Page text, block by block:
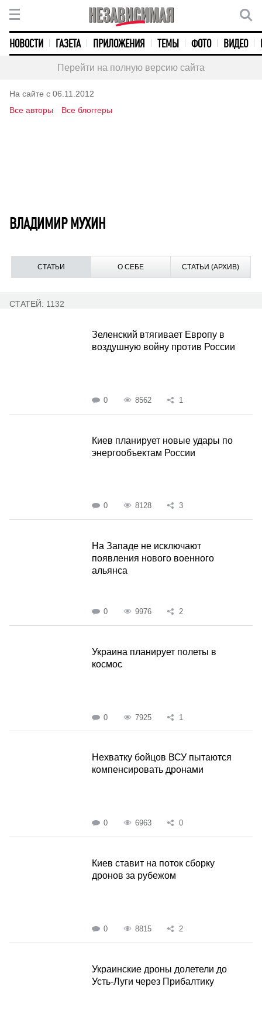
НОВОСТИ ГАЗЕТА ПРИЛОЖЕНИЯ ТЕМЫ ФОТО ВИДЕО
Перейти на полную версию сайта
На сайте с 06.11.2012
Все авторы
Все блоггеры
ВЛАДИМИР МУХИН
СТАТЬИ О СЕБЕ СТАТЬИ (АРХИВ)
СТАТЕЙ: 1132
Зеленский втягивает Европу в
воздушную войну против России
0 8562 1
Киев планирует новые удары по
энергообъектам России
0 8128 3
На Западе не исключают
появления нового военного
альянса
0 9976 2
Украина планирует полеты в
космос
0 7925 1
Нехватку бойцов ВСУ пытаются
компенсировать дронами
0 6963 0
Киев ставит на поток сборку
дронов за рубежом
0 8815 2
Украинские дроны долетели до
Усть-Луги через Прибалтику